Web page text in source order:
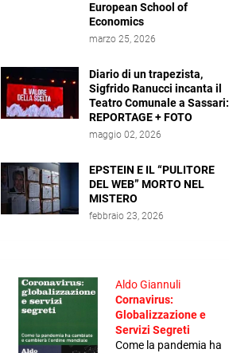
European School of
Economics
marzo 25, 2026
Diario di un trapezista,
Sigfrido Ranucci incanta il
Teatro Comunale a Sassari:
REPORTAGE + FOTO
maggio 02, 2026
EPSTEIN E IL “PULITORE
DEL WEB” MORTO NEL
MISTERO
febbraio 23, 2026
Aldo Giannuli
Cornavirus:
Globalizzazione e
Servizi Segreti
Come la pandemia ha